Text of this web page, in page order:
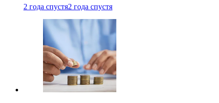
2 года спустя2 года спустя